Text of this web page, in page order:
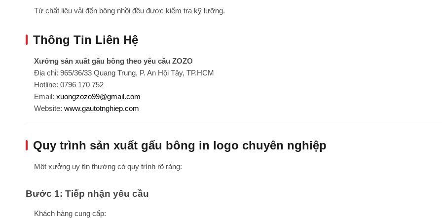
Từ chất liệu vải đến bông nhồi đều được kiểm tra kỹ lưỡng.
Thông Tin Liên Hệ
Xưởng sản xuất gấu bông theo yêu cầu ZOZO
Địa chỉ: 965/36/33 Quang Trung, P. An Hội Tây, TP.HCM
Hotline: 0796 170 752
Email: xuongzozo99@gmail.com
Website: www.gautotnghiep.com
Quy trình sản xuất gấu bông in logo chuyên nghiệp
Một xưởng uy tín thường có quy trình rõ ràng:
Bước 1: Tiếp nhận yêu cầu
Khách hàng cung cấp: